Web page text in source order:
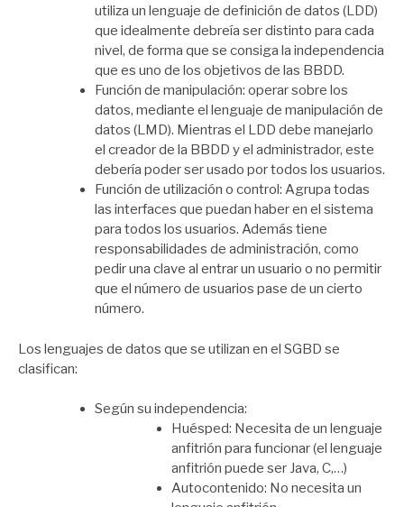
utiliza un lenguaje de definición de datos (LDD)
que idealmente debreía ser distinto para cada
nivel, de forma que se consiga la independencia
que es uno de los objetivos de las BBDD.
Función de manipulación: operar sobre los
datos, mediante el lenguaje de manipulación de
datos (LMD). Mientras el LDD debe manejarlo
el creador de la BBDD y el administrador, este
debería poder ser usado por todos los usuarios.
Función de utilización o control: Agrupa todas
las interfaces que puedan haber en el sistema
para todos los usuarios. Además tiene
responsabilidades de administración, como
pedir una clave al entrar un usuario o no permitir
que el número de usuarios pase de un cierto
número.
Los lenguajes de datos que se utilizan en el SGBD se
clasifican:
Según su independencia:
Huésped: Necesita de un lenguaje
anfitrión para funcionar (el lenguaje
anfitrión puede ser Java, C,…)
Autocontenido: No necesita un